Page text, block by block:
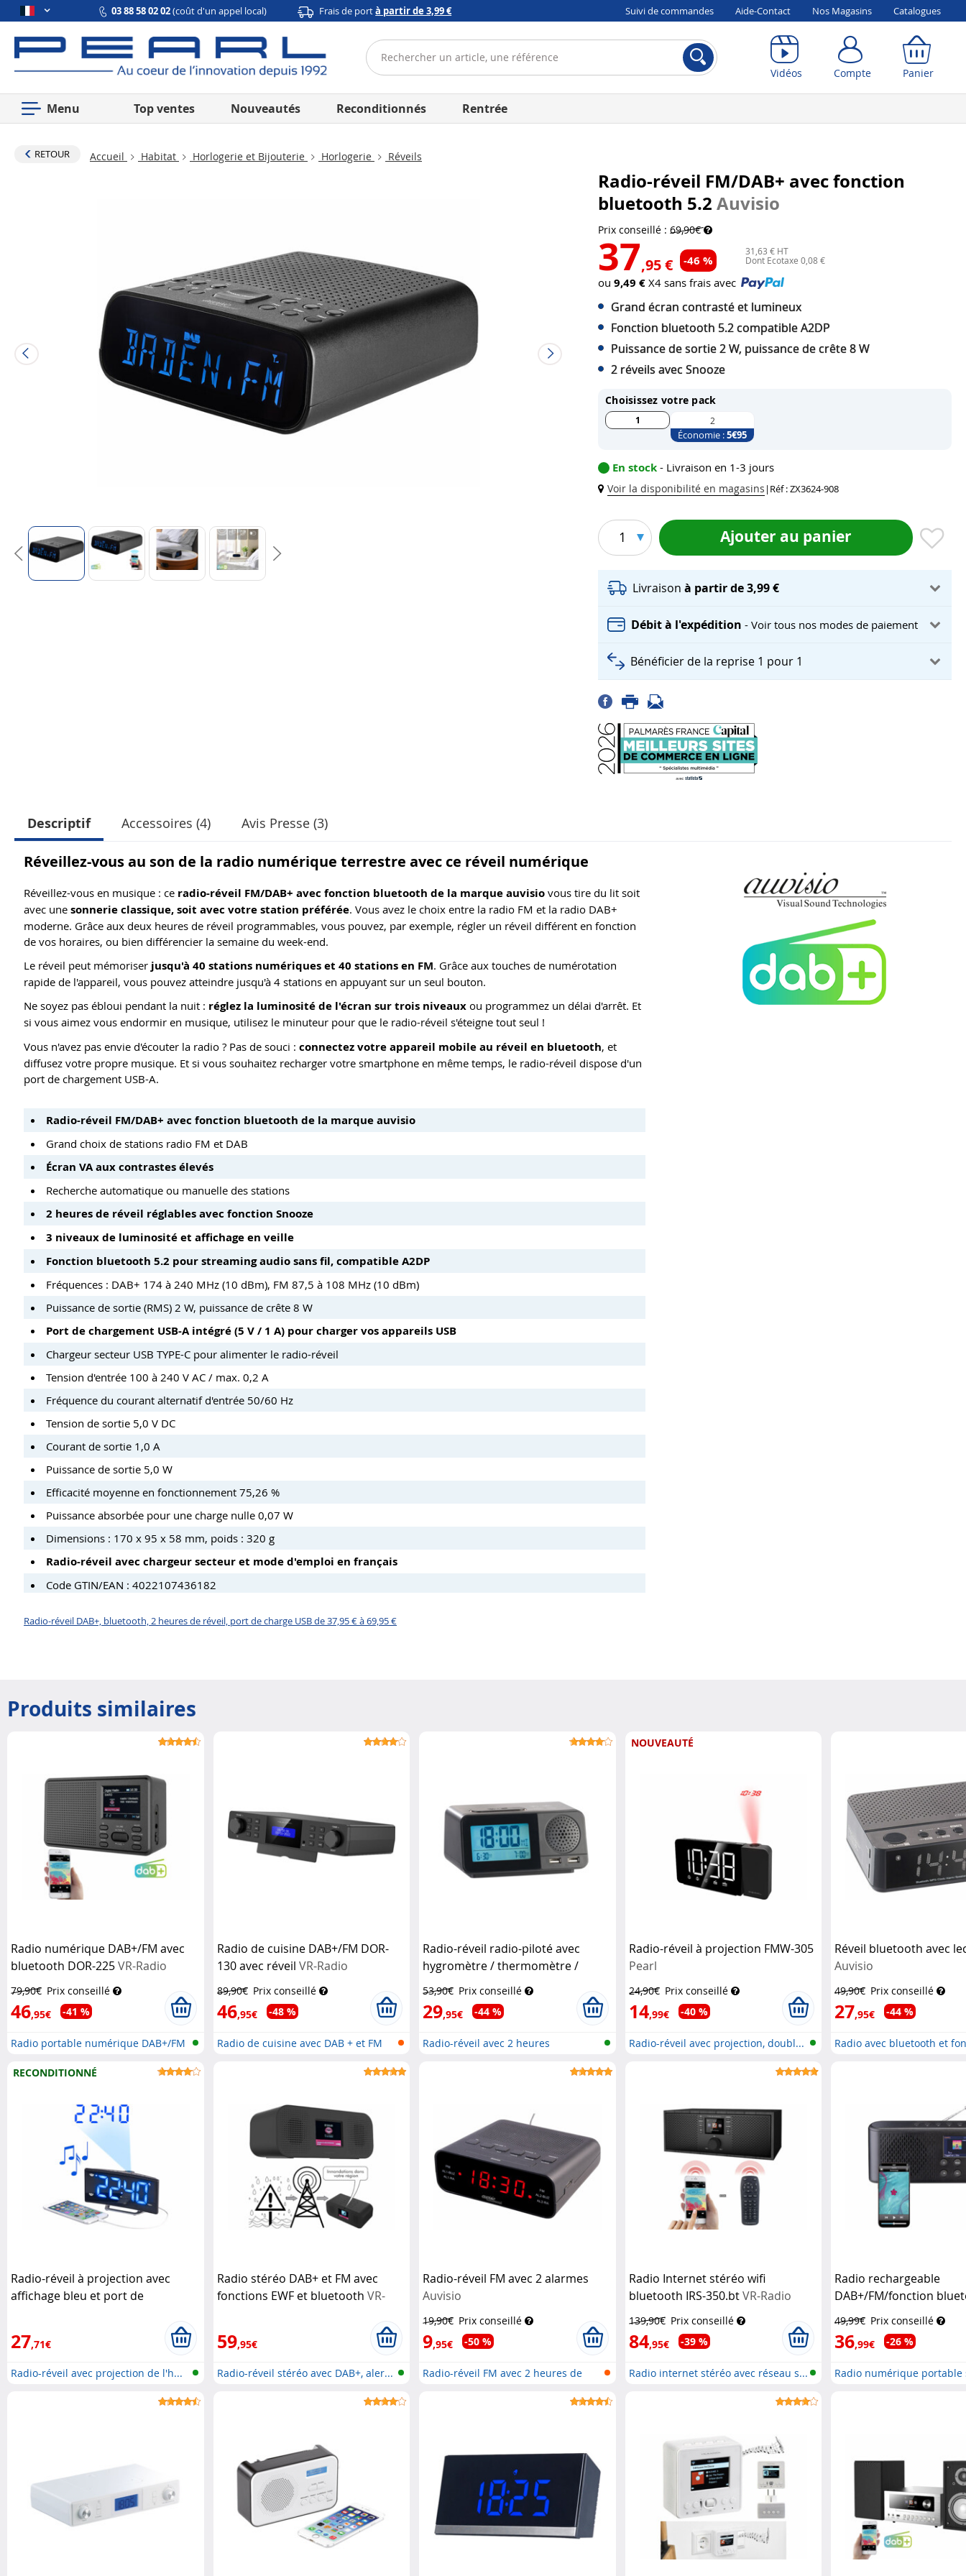
03 88 58 02 02(coût d'un appel local) Frais de portà partir de 3,99 € Suivi de commandes Aide-Contact Nos Magasins Catalogues
Vidéos Compte Panier
Menu Top ventes Nouveautés Reconditionnés Rentrée
RETOUR Accueil Habitat Horlogerie et Bijouterie Horlogerie Réveils
Radio-réveil FM/DAB+ avec fonction
bluetooth 5.2 Auvisio
Prix conseillé : 69,90€
37,95 € -46 %
31,63 € HT
Dont Ecotaxe 0,08 €
ou 9,49 € X4 sans frais avec
Grand écran contrasté et lumineux
Fonction bluetooth 5.2 compatible A2DP
Puissance de sortie 2 W, puissance de crête 8 W
2 réveils avec Snooze
Choisissez votre pack
1 2
Économie :5€95
En stock - Livraison en 1-3 jours
Voir la disponibilité en magasins | Réf : ZX3624-908
1 Ajouter au panier
Livraisonà partir de 3,99 €
Débit à l'expédition- Voir tous nos modes de paiement
Bénéficier de la reprise 1 pour 1
Descriptif Accessoires (4) Avis Presse (3)
Réveillez-vous au son de la radio numérique terrestre avec ce réveil numérique
Réveillez-vous en musique : ce radio-réveil FM/DAB+ avec fonction bluetooth de la marque auvisio vous tire du lit soit
avec une sonnerie classique, soit avec votre station préférée. Vous avez le choix entre la radio FM et la radio DAB+
moderne. Grâce aux deux heures de réveil programmables, vous pouvez, par exemple, régler un réveil différent en fonction
de vos horaires, ou bien différencier la semaine du week-end.
Le réveil peut mémoriser jusqu'à 40 stations numériques et 40 stations en FM. Grâce aux touches de numérotation
rapide de l'appareil, vous pouvez atteindre jusqu'à 4 stations en appuyant sur un seul bouton.
Ne soyez pas ébloui pendant la nuit : réglez la luminosité de l'écran sur trois niveaux ou programmez un délai d'arrêt. Et
si vous aimez vous endormir en musique, utilisez le minuteur pour que le radio-réveil s'éteigne tout seul !
Vous n'avez pas envie d'écouter la radio ? Pas de souci : connectez votre appareil mobile au réveil en bluetooth, et
diffusez votre propre musique. Et si vous souhaitez recharger votre smartphone en même temps, le radio-réveil dispose d'un
port de chargement USB-A.
Radio-réveil FM/DAB+ avec fonction bluetooth de la marque auvisio
Grand choix de stations radio FM et DAB
Écran VA aux contrastes élevés
Recherche automatique ou manuelle des stations
2 heures de réveil réglables avec fonction Snooze
3 niveaux de luminosité et affichage en veille
Fonction bluetooth 5.2 pour streaming audio sans fil, compatible A2DP
Fréquences : DAB+ 174 à 240 MHz (10 dBm), FM 87,5 à 108 MHz (10 dBm)
Puissance de sortie (RMS) 2 W, puissance de crête 8 W
Port de chargement USB-A intégré (5 V / 1 A) pour charger vos appareils USB
Chargeur secteur USB TYPE-C pour alimenter le radio-réveil
Tension d'entrée 100 à 240 V AC / max. 0,2 A
Fréquence du courant alternatif d'entrée 50/60 Hz
Tension de sortie 5,0 V DC
Courant de sortie 1,0 A
Puissance de sortie 5,0 W
Efficacité moyenne en fonctionnement 75,26 %
Puissance absorbée pour une charge nulle 0,07 W
Dimensions : 170 x 95 x 58 mm, poids : 320 g
Radio-réveil avec chargeur secteur et mode d'emploi en français
Code GTIN/EAN : 4022107436182
Radio-réveil DAB+, bluetooth, 2 heures de réveil, port de charge USB de 37,95 € à 69,95 €
Produits similaires
Radio numérique DAB+/FM avec
bluetooth DOR-225VR-Radio
79,90€ Prix conseillé
46,95€ -41 %
Radio portable numérique DAB+/FM
Radio de cuisine DAB+/FM DOR-
130 avec réveil VR-Radio
89,90€ Prix conseillé
46,95€ -48 %
Radio de cuisine avec DAB + et FM
Radio-réveil radio-piloté avec
hygromètre / thermomètre /
chargement USB Auvisio
53,90€ Prix conseillé
29,95€ -44 %
Radio-réveil avec 2 heures
NOUVEAUTÉ
Radio-réveil à projection FMW-305
Pearl
24,90€ Prix conseillé
14,99€ -40 %
Radio-réveil avec projection, doubl...
Réveil bluetooth avec
Auvisio
49,90€ Prix conseillé
27,95€ -44 %
Radio avec bluetooth et
RECONDITIONNÉ
Radio-réveil à projection avec
affichage bleu et port de
27,71€
Radio-réveil avec projection de l'h...
Radio stéréo DAB+ et FM avec
fonctions EWF et bluetooth VR-
59,95€
Radio-réveil stéréo avec DAB+, aler...
Radio-réveil FM avec 2 alarmes
Auvisio
19,90€ Prix conseillé
9,95€ -50 %
Radio-réveil FM avec 2 heures de
Radio Internet stéréo wifi
bluetooth IRS-350.btVR-Radio
139,90€ Prix conseillé
84,95€ -39 %
Radio internet stéréo avec réseau s...
Radio rechargeable
DAB+/FM/fonction
49,99€ Prix conseillé
36,99€ -26 %
Radio numérique portable
Compte Panier